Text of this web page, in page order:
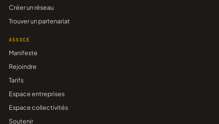
Créer un réseau
Trouver un partenariat
ASSOCE
Manifeste
Rejoindre
Tarifs
Espace entreprises
Espace collectivités
Soutenir